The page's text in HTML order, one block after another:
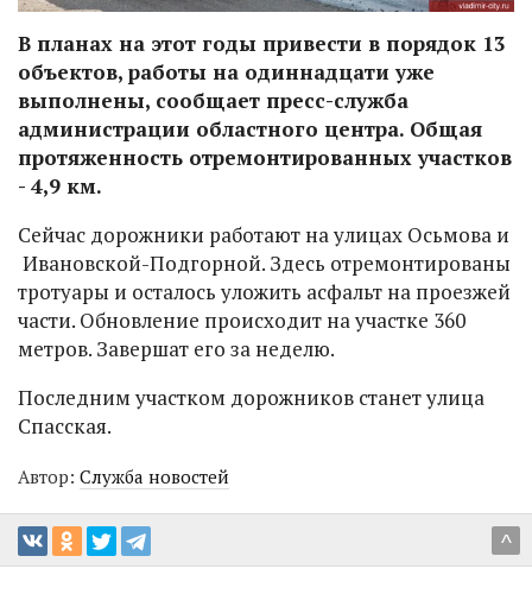
В планах на этот годы привести в порядок 13
объектов, работы на одиннадцати уже
выполнены, сообщает пресс-служба
администрации областного центра. Общая
протяженность отремонтированных участков
- 4,9 км.
Сейчас дорожники работают на улицах Осьмова и
Ивановской-Подгорной. Здесь отремонтированы
тротуары и осталось уложить асфальт на проезжей
части. Обновление происходит на участке 360
метров. Завершат его за неделю.
Последним участком дорожников станет улица
Спасская.
Автор: Служба новостей
^